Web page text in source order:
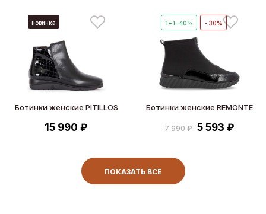
новинка
Ботинки женские PITILLOS
15 990 ₽
1+1=40% - 30%
Ботинки женские REMONTE
7 990 ₽ 5 593 ₽
ПОКАЗАТЬ ВСЕ